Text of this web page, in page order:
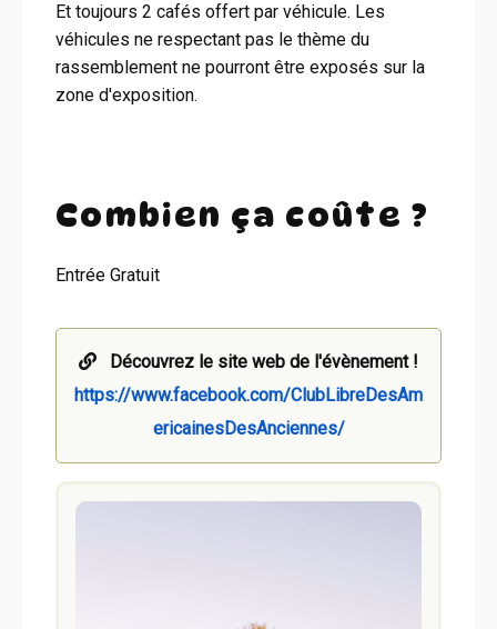
Et toujours 2 cafés offert par véhicule. Les
véhicules ne respectant pas le thème du
rassemblement ne pourront être exposés sur la
zone d'exposition.
Combien ça coûte ?
Entrée Gratuit
Découvrez le site web de l'évènement !
https://www.facebook.com/ClubLibreDesAm
ericainesDesAnciennes/